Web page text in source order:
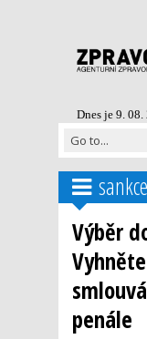
Dnes je 9. 08.
sankce
Výběr
penále